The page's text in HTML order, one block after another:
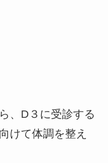
、D３に受診する
けて体調を整え